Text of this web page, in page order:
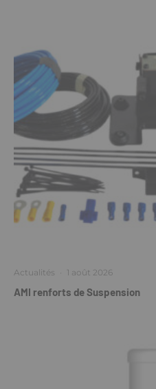
Actualités · 1 août 2026
AMI renforts de Suspension